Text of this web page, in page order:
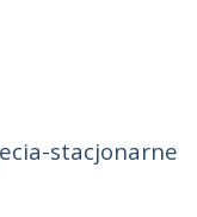
stacjonarne